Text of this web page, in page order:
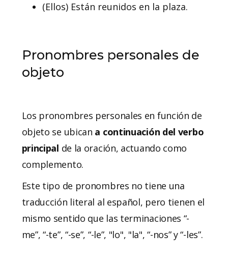
(Ellos) Están reunidos en la plaza.
Pronombres personales de
objeto
Los pronombres personales en función de
objeto se ubican a continuación del verbo
principal de la oración, actuando como
complemento.
Este tipo de pronombres no tiene una
traducción literal al español, pero tienen el
mismo sentido que las terminaciones “-
me”, “-te”, “-se”, “-le”, "lo", "la", “-nos” y “-les”.